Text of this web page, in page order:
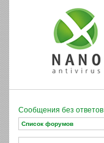
Сообщения без ответов
Список форумов